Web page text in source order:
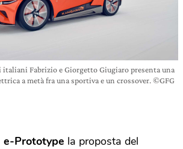
italiani Fabrizio e Giorgetto Giugiaro presenta una
a metà fra una sportiva e un crossover. ©GFG
e-Prototype la proposta del